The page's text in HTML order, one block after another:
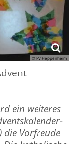
© PV Heppenheim
ein weiteres
die Vorfreude